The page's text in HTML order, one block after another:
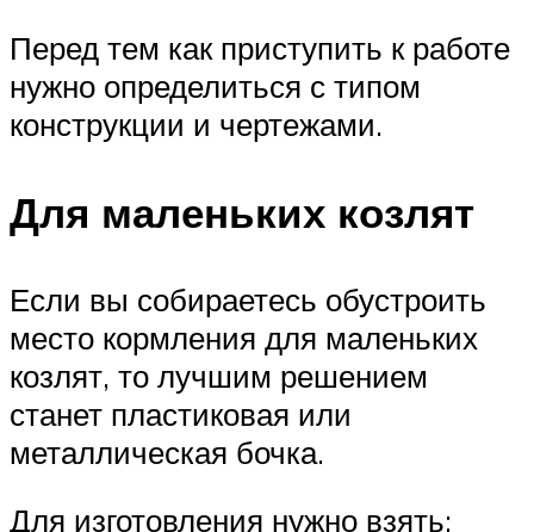
Перед тем как приступить к работе
нужно определиться с типом
конструкции и чертежами.
Для маленьких козлят
Если вы собираетесь обустроить
место кормления для маленьких
козлят, то лучшим решением
станет пластиковая или
металлическая бочка.
Для изготовления нужно взять: